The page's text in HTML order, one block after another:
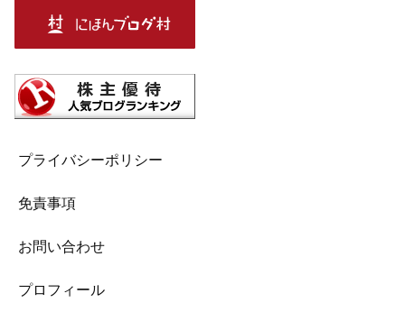
プライバシーポリシー
免責事項
お問い合わせ
プロフィール